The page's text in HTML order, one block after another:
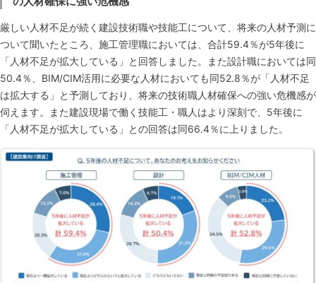
厳しい人材不足が続く建設技術職や技能工について、将来の人材予測に
ついて聞いたところ、施工管理職においては、合計59.4％が5年後に
「人材不足が拡大している」と回答しました。また設計職においては同
50.4％、BIM/CIM活用に必要な人材においても同52.8％が「人材不足
は拡大する」と予測しており、将来の技術職人材確保への強い危機感が
伺えます。また建設現場で働く技能工・職人はより深刻で、5年後に
「人材不足が拡大している」との回答は同66.4％に上りました。